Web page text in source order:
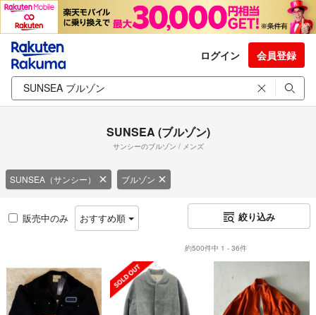
ログイン 会員登録
SUNSEA (ブルゾン)
サンシーのブルゾン / メンズ
SUNSEA（サンシー） ブルゾン
販売中のみ おすすめ順 絞り込み
約500件中 1 - 36件